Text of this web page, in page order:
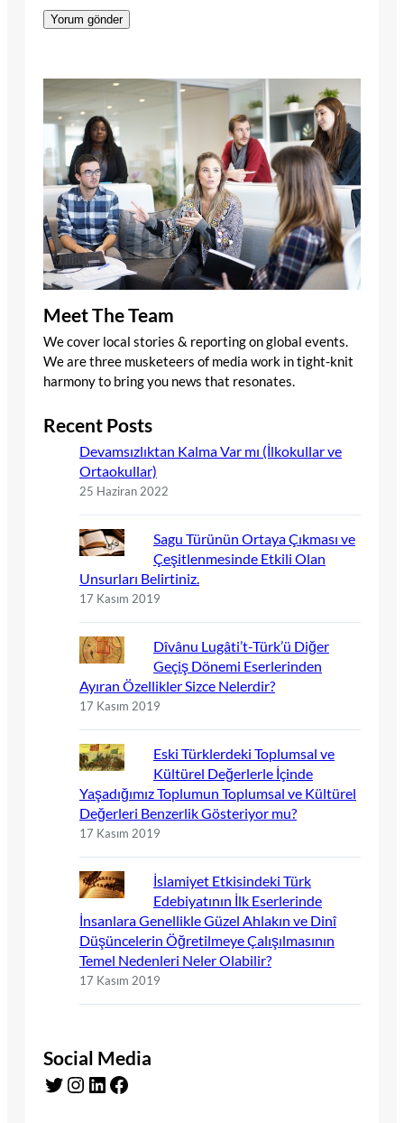
Meet The Team
We cover local stories & reporting on global events.
We are three musketeers of media work in tight-knit
harmony to bring you news that resonates.
Recent Posts
Devamsızlıktan Kalma Var mı (İlkokullar ve
Ortaokullar)
25 Haziran 2022
Sagu Türünün Ortaya Çıkması ve
Çeşitlenmesinde Etkili Olan
Unsurları Belirtiniz.
17 Kasım 2019
Dîvânu Lugâti’t-Türk’ü Diğer
Geçiş Dönemi Eserlerinden
Ayıran Özellikler Sizce Nelerdir?
17 Kasım 2019
Eski Türklerdeki Toplumsal ve
Kültürel Değerlerle İçinde
Yaşadığımız Toplumun Toplumsal ve Kültürel
Değerleri Benzerlik Gösteriyor mu?
17 Kasım 2019
İslamiyet Etkisindeki Türk
Edebiyatının İlk Eserlerinde
İnsanlara Genellikle Güzel Ahlakın ve Dinî
Düşüncelerin Öğretilmeye Çalışılmasının
Temel Nedenleri Neler Olabilir?
17 Kasım 2019
Social Media
Twitter Instagram LinkedIn Facebook